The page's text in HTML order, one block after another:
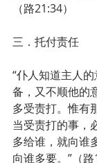
（路21:34）
三．托付责任
“仆人知道主人
备，又不顺他的
多受责打。惟有
当受责打的事，
多给谁，就向谁
向谁多要。”（路